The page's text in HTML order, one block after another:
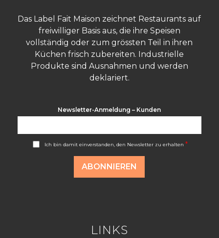
Das Label Fait Maison zeichnet Restaurants auf
freiwilliger Basis aus, die ihre Speisen
vollständig oder zum grössten Teil in ihren
Küchen frisch zubereiten. Industrielle
Produkte sind Ausnahmen und werden
deklariert.
Newsletter-Anmeldung – Kunden
Ich bin damit einverstanden, den Newsletter zu erhalten *
ABONNIEREN
LINKS